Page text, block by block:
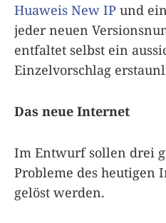
Huaweis New IP und
jeder neuen
entfaltet selbst ein
Einzelvorschlag
Das neue Internet
Im Entwurf sollen drei
Probleme des heutigen
gelöst werden.